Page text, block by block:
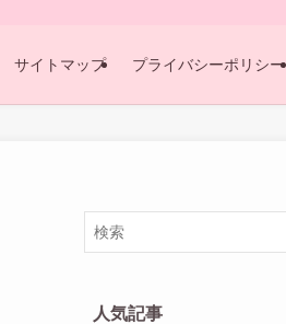
サイトマップ プライバシーポリシー
人気記事